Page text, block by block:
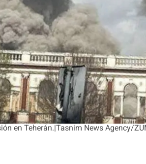
en Teherán.|Tasnim News Agency/